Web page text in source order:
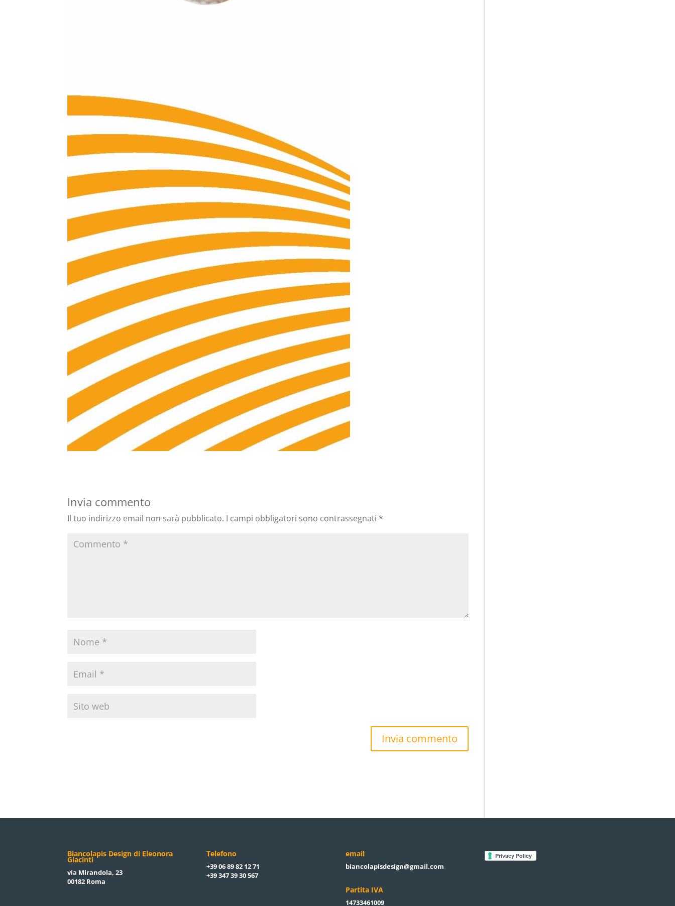
Invia commento
Il tuo indirizzo email non sarà pubblicato. I campi obbligatori sono contrassegnati *
Biancolapis Design di Eleonora
Giacinti
via Mirandola, 23
00182 Roma
Telefono
+39 06 89 82 12 71
+39 347 39 30 567
email
biancolapisdesign@gmail.com
Partita IVA
14733461009